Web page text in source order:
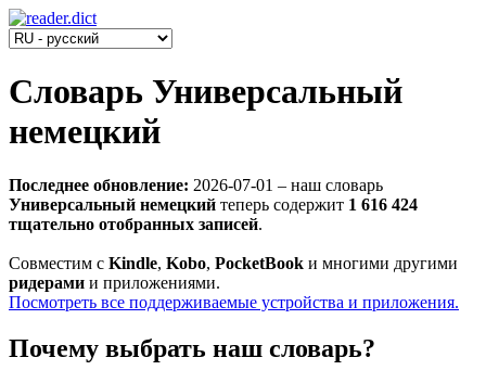
Словарь Универсальный
немецкий
Последнее обновление: 2026-07-01 ‒ наш словарь
Универсальный немецкий теперь содержит 1 616 424
тщательно отобранных записей.
Совместим с Kindle, Kobo, PocketBook и многими другими
ридерами и приложениями.
Посмотреть все поддерживаемые устройства и приложения.
Почему выбрать наш словарь?